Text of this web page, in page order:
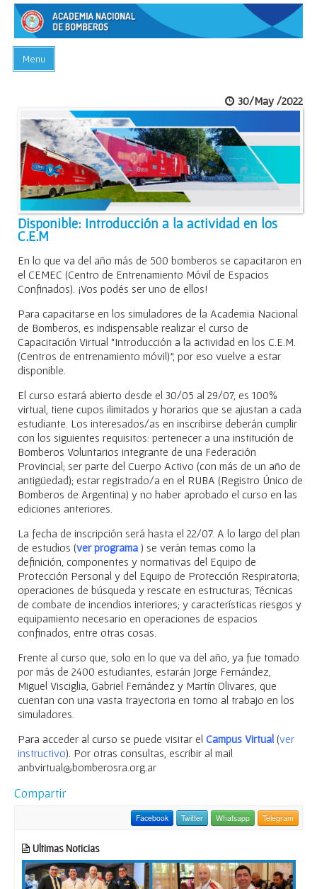
Menu
ACADEMIA
PREGUNTAS FRECUENTES
BIBLIOTECA
EVENTOS
CONTACTO
30/May /2022
Disponible: Introducción a la actividad en los
C.E.M
En lo que va del año más de 500 bomberos se capacitaron en
el CEMEC (Centro de Entrenamiento Móvil de Espacios
Confinados). ¡Vos podés ser uno de ellos!
Para capacitarse en los simuladores de la Academia Nacional
de Bomberos, es indispensable realizar el curso de
Capacitación Virtual “Introducción a la actividad en los C.E.M.
(Centros de entrenamiento móvil)”, por eso vuelve a estar
disponible.
El curso estará abierto desde el 30/05 al 29/07, es 100%
virtual, tiene cupos ilimitados y horarios que se ajustan a cada
estudiante. Los interesados/as en inscribirse deberán cumplir
con los siguientes requisitos: pertenecer a una institución de
Bomberos Voluntarios integrante de una Federación
Provincial; ser parte del Cuerpo Activo (con más de un año de
antigüedad); estar registrado/a en el RUBA (Registro Único de
Bomberos de Argentina) y no haber aprobado el curso en las
ediciones anteriores.
La fecha de inscripción será hasta el 22/07. A lo largo del plan
de estudios (ver programa ) se verán temas como la
definición, componentes y normativas del Equipo de
Protección Personal y del Equipo de Protección Respiratoria;
operaciones de búsqueda y rescate en estructuras; Técnicas
de combate de incendios interiores; y características riesgos y
equipamiento necesario en operaciones de espacios
confinados, entre otras cosas.
Frente al curso que, solo en lo que va del año, ya fue tomado
por más de 2400 estudiantes, estarán Jorge Fernández,
Miguel Visciglia, Gabriel Fernández y Martín Olivares, que
cuentan con una vasta trayectoria en torno al trabajo en los
simuladores.
Para acceder al curso se puede visitar el Campus Virtual (ver
instructivo). Por otras consultas, escribir al mail
anbvirtual@bomberosra.org.ar
Compartir
Facebook Twitter Whatsapp Telegram
Ultimas Noticias